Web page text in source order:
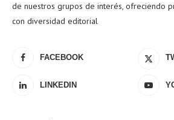
de nuestros grupos de interés, ofreciendo
con diversidad editorial
FACEBOOK
LINKEDIN